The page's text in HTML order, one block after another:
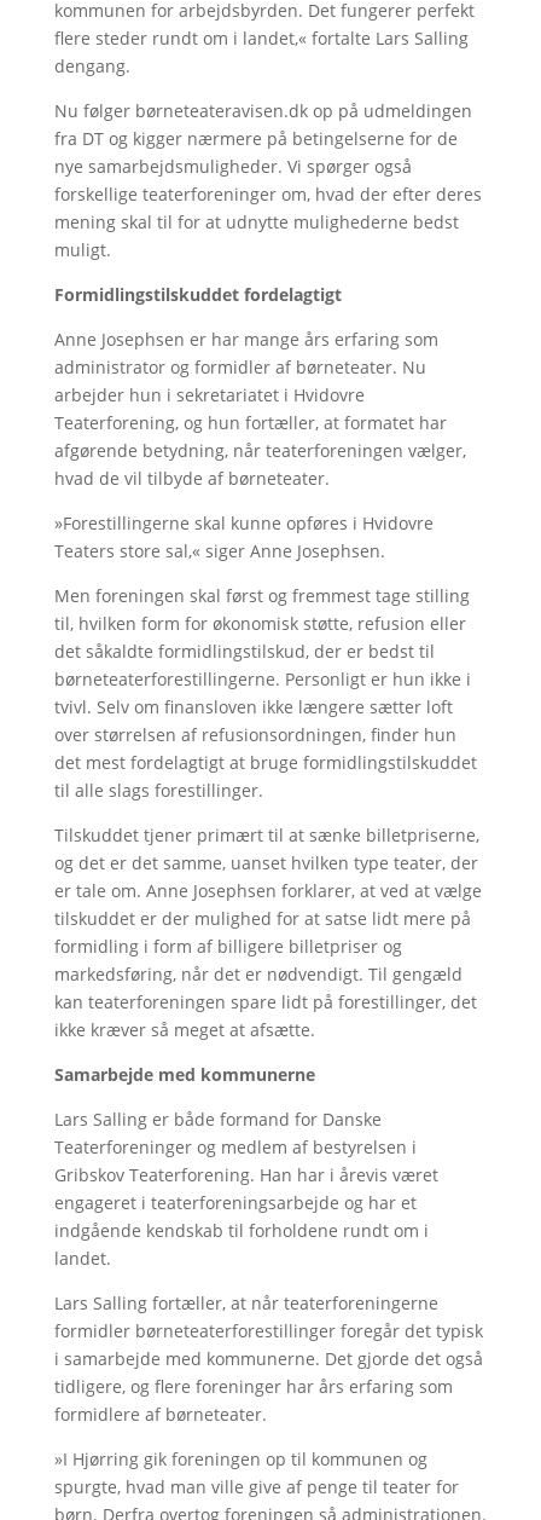
kommunen for arbejdsbyrden. Det fungerer perfekt
flere steder rundt om i landet,« fortalte Lars Salling
dengang.
Nu følger børneteateravisen.dk op på udmeldingen
fra DT og kigger nærmere på betingelserne for de
nye samarbejdsmuligheder. Vi spørger også
forskellige teaterforeninger om, hvad der efter deres
mening skal til for at udnytte mulighederne bedst
muligt.
Formidlingstilskuddet fordelagtigt
Anne Josephsen er har mange års erfaring som
administrator og formidler af børneteater. Nu
arbejder hun i sekretariatet i Hvidovre
Teaterforening, og hun fortæller, at formatet har
afgørende betydning, når teaterforeningen vælger,
hvad de vil tilbyde af børneteater.
»Forestillingerne skal kunne opføres i Hvidovre
Teaters store sal,« siger Anne Josephsen.
Men foreningen skal først og fremmest tage stilling
til, hvilken form for økonomisk støtte, refusion eller
det såkaldte formidlingstilskud, der er bedst til
børneteaterforestillingerne. Personligt er hun ikke i
tvivl. Selv om finansloven ikke længere sætter loft
over størrelsen af refusionsordningen, finder hun
det mest fordelagtigt at bruge formidlingstilskuddet
til alle slags forestillinger.
Tilskuddet tjener primært til at sænke billetpriserne,
og det er det samme, uanset hvilken type teater, der
er tale om. Anne Josephsen forklarer, at ved at vælge
tilskuddet er der mulighed for at satse lidt mere på
formidling i form af billigere billetpriser og
markedsføring, når det er nødvendigt. Til gengæld
kan teaterforeningen spare lidt på forestillinger, det
ikke kræver så meget at afsætte.
Samarbejde med kommunerne
Lars Salling er både formand for Danske
Teaterforeninger og medlem af bestyrelsen i
Gribskov Teaterforening. Han har i årevis været
engageret i teaterforeningsarbejde og har et
indgående kendskab til forholdene rundt om i
landet.
Lars Salling fortæller, at når teaterforeningerne
formidler børneteaterforestillinger foregår det typisk
i samarbejde med kommunerne. Det gjorde det også
tidligere, og flere foreninger har års erfaring som
formidlere af børneteater.
»I Hjørring gik foreningen op til kommunen og
spurgte, hvad man ville give af penge til teater for
børn. Derfra overtog foreningen så administrationen.